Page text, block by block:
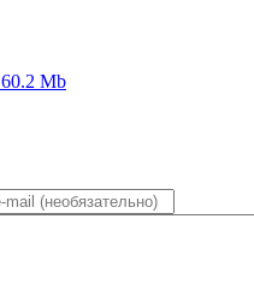
60.2 Mb